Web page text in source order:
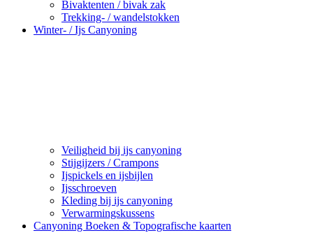
Bivaktenten / bivak zak
Trekking- / wandelstokken
Winter- / Ijs Canyoning
Veiligheid bij ijs canyoning
Stijgijzers / Crampons
Ijspickels en ijsbijlen
Ijsschroeven
Kleding bij ijs canyoning
Verwarmingskussens
Canyoning Boeken & Topografische kaarten